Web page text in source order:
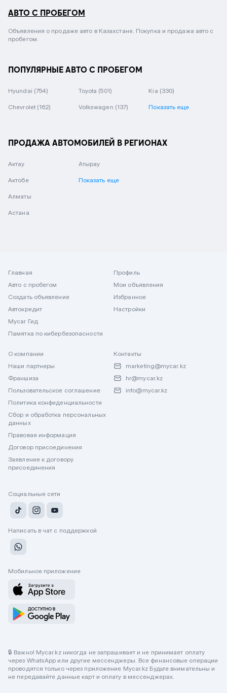
АВТО С ПРОБЕГОМ
Объявления о продаже авто в Казахстане. Покупка и продажа авто с
пробегом.
ПОПУЛЯРНЫЕ АВТО С ПРОБЕГОМ
Hyundai (754) Toyota (501) Kia (330)
Chevrolet (162) Volkswagen (137) Показать еще
ПРОДАЖА АВТОМОБИЛЕЙ В РЕГИОНАХ
Актау
Актобе
Алматы
Астана
Атырау
Показать еще
Главная
Авто с пробегом
Создать объявление
Автокредит
Mycar Гид
Памятка по кибербезопасности
Профиль
Мои объявления
Избранное
Настройки
О компании
Наши партнеры
Франшиза
Пользовательское соглашение
Политика конфиденциальности
Сбор и обработка персональных
данных
Правовая информация
Договор присоединения
Заявление к договору
присоединения
Контакты
marketing@mycar.kz
hr@mycar.kz
info@mycar.kz
Социальные сети
Написать в чат с поддержкой
Мобильное приложение
🔒 Важно! Mycar.kz никогда не запрашивает и не принимает оплату
через WhatsApp или другие мессенджеры. Все финансовые операции
проводятся только через приложение Mycar.kz Будьте внимательны и
не передавайте данные карт и оплату в мессенджерах.